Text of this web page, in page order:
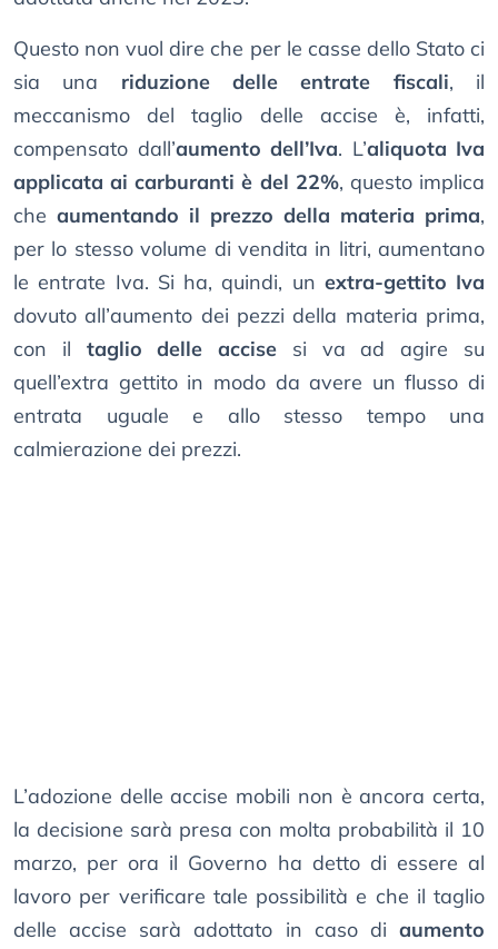
Questo non vuol dire che per le casse dello Stato ci
sia una riduzione delle entrate fiscali, il
meccanismo del taglio delle accise è, infatti,
compensato dall’aumento dell’Iva. L’aliquota Iva
applicata ai carburanti è del 22%, questo implica
che aumentando il prezzo della materia prima,
per lo stesso volume di vendita in litri, aumentano
le entrate Iva. Si ha, quindi, un extra-gettito Iva
dovuto all’aumento dei pezzi della materia prima,
con il taglio delle accise si va ad agire su
quell’extra gettito in modo da avere un flusso di
entrata uguale e allo stesso tempo una
calmierazione dei prezzi.
L’adozione delle accise mobili non è ancora certa,
la decisione sarà presa con molta probabilità il 10
marzo, per ora il Governo ha detto di essere al
lavoro per verificare tale possibilità e che il taglio
delle accise sarà adottato in caso di aumento